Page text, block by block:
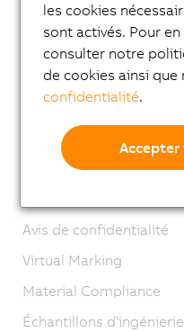
Service Email News
Adresses
Contact
Mentions légales
Avis de confidentialité
Virtual Marking
Material Compliance
Échantillons d'ingénierie
les cookies
sont activés. Pour
consulter notre
de cookies ainsi que
confidentialité.
Accepter